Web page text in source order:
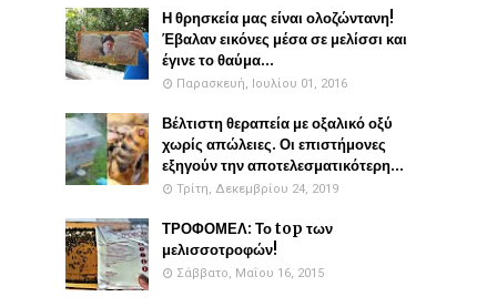
Η θρησκεία μας είναι ολοζώντανη!
Έβαλαν εικόνες μέσα σε μελίσσι και
έγινε το θαύμα...
Παρασκευή, Ιουλίου 01, 2016
Βέλτιστη θεραπεία με οξαλικό οξύ
χωρίς απώλειες. Οι επιστήμονες
εξηγούν την αποτελεσματικότερη...
Τρίτη, Δεκεμβρίου 24, 2019
ΤΡΟΦΟΜΕΛ: Το top των
μελισσοτροφών!
Σάββατο, Μαΐου 16, 2015